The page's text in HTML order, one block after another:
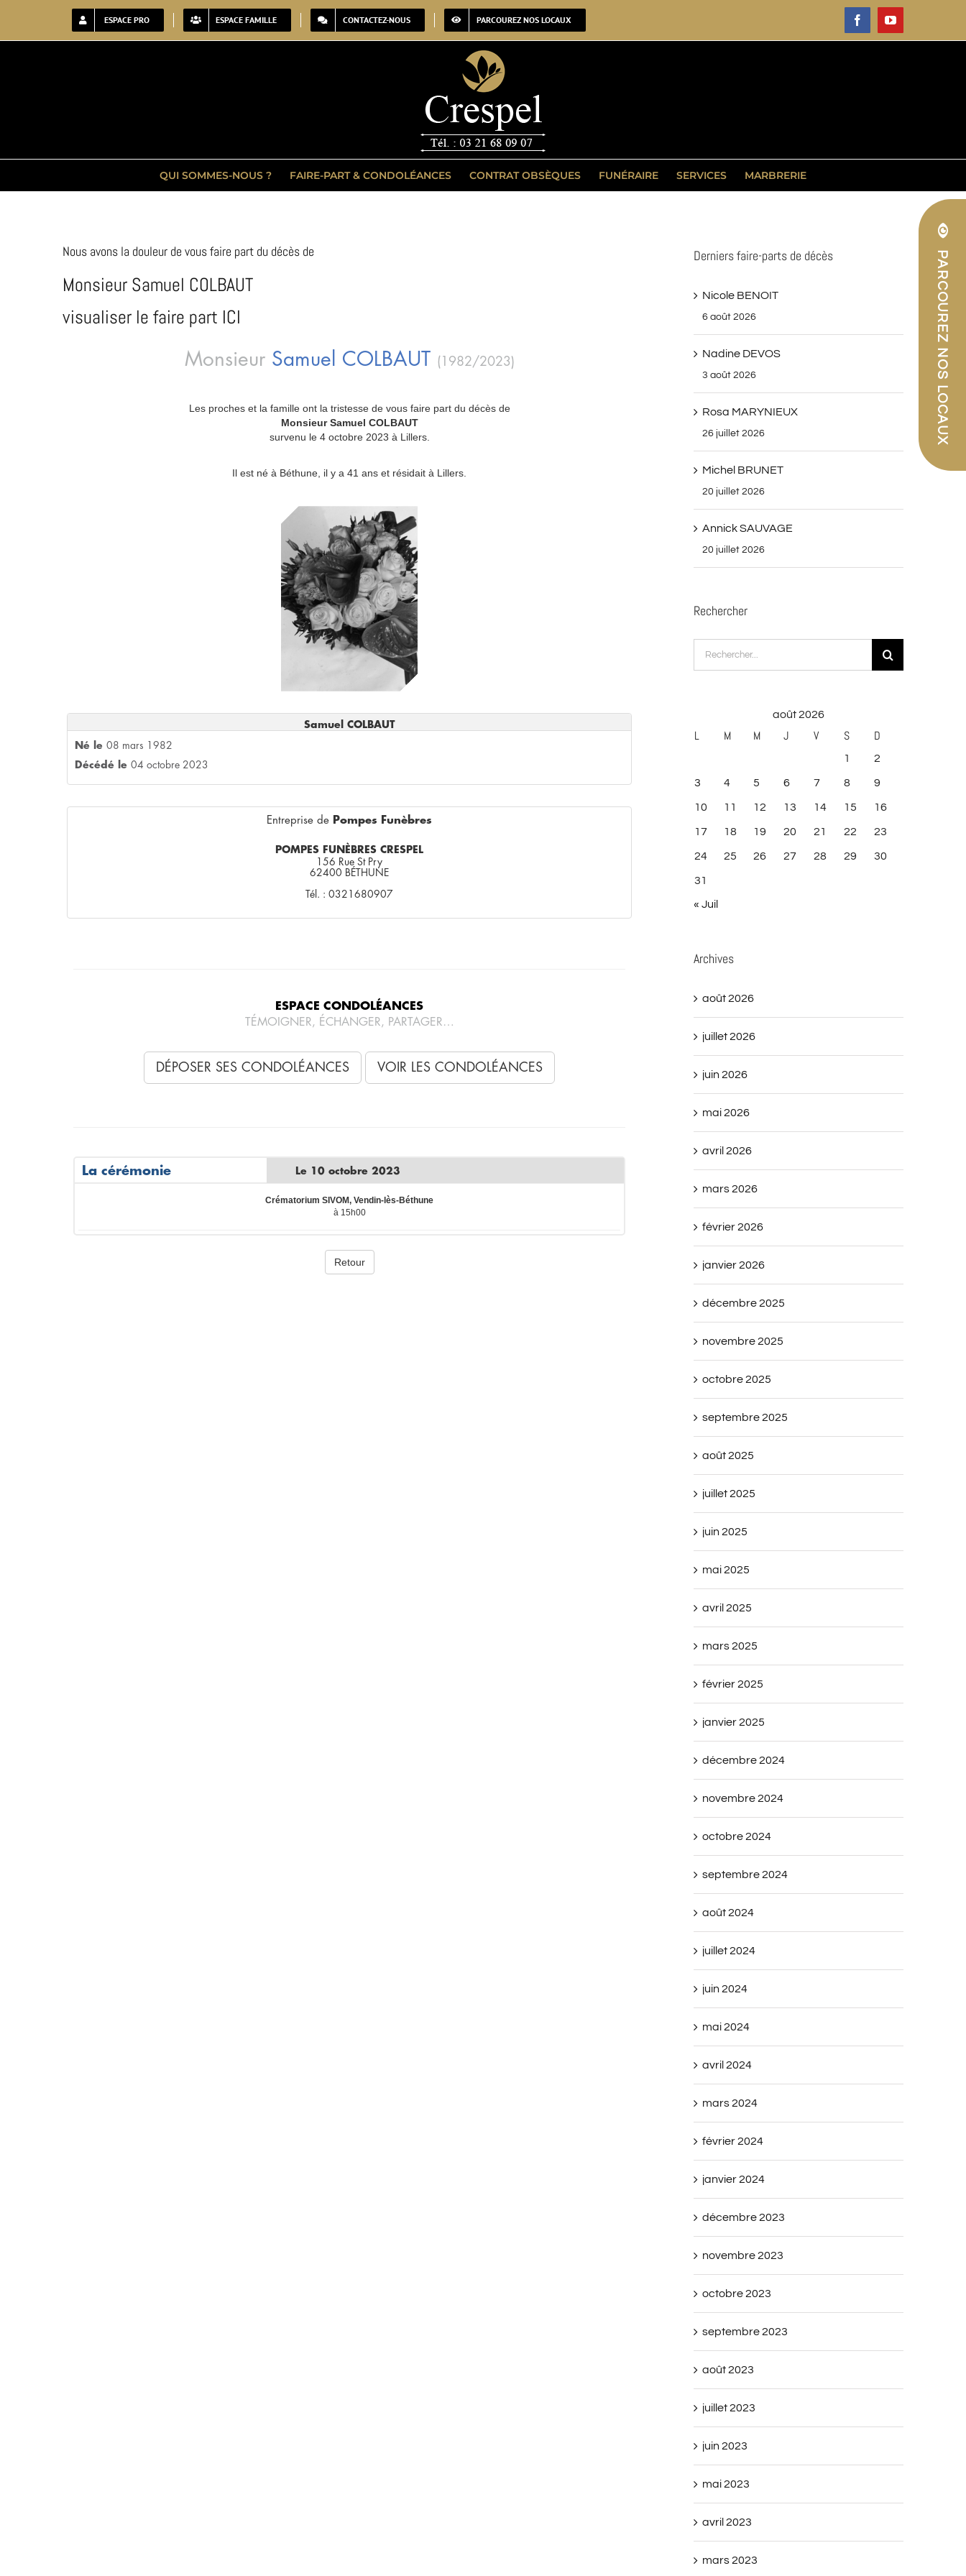
PARCOUREZ NOS LOCAUX
ESPACE PRO ESPACE FAMILLE CONTACTEZ-NOUS PARCOUREZ NOS LOCAUX FacebookYouTube
QUI SOMMES-NOUS ? FAIRE-PART & CONDOLÉANCES CONTRAT OBSÈQUES FUNÉRAIRE SERVICES MARBRERIE
Nous avons la douleur de vous faire part du décès de
Monsieur Samuel COLBAUT
visualiser le faire part ICI
Derniers faire-parts de décès
Nicole BENOIT
6 août 2026
Nadine DEVOS
3 août 2026
Rosa MARYNIEUX
26 juillet 2026
Michel BRUNET
20 juillet 2026
Annick SAUVAGE
20 juillet 2026
Rechercher
Rechercher:
août 2026
L M M J V S D
1 2
3 4 5 6 7 8 9
10 11 12 13 14 15 16
17 18 19 20 21 22 23
24 25 26 27 28 29 30
31
« Juil
Archives
août 2026
juillet 2026
juin 2026
mai 2026
avril 2026
mars 2026
février 2026
janvier 2026
décembre 2025
novembre 2025
octobre 2025
septembre 2025
août 2025
juillet 2025
juin 2025
mai 2025
avril 2025
mars 2025
février 2025
janvier 2025
décembre 2024
novembre 2024
octobre 2024
septembre 2024
août 2024
juillet 2024
juin 2024
mai 2024
avril 2024
mars 2024
février 2024
janvier 2024
décembre 2023
novembre 2023
octobre 2023
septembre 2023
août 2023
juillet 2023
juin 2023
mai 2023
avril 2023
mars 2023